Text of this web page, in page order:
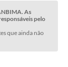
As
pelo
que ainda não